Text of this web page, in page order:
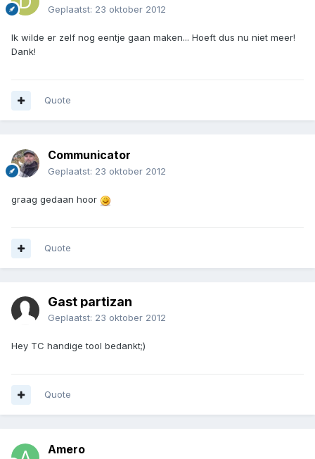
Geplaatst: 23 oktober 2012
Ik wilde er zelf nog eentje gaan maken... Hoeft dus nu niet meer!
Dank!
Quote
Communicator
Geplaatst: 23 oktober 2012
graag gedaan hoor
Quote
Gast partizan
Geplaatst: 23 oktober 2012
Hey TC handige tool bedankt;)
Quote
Amero